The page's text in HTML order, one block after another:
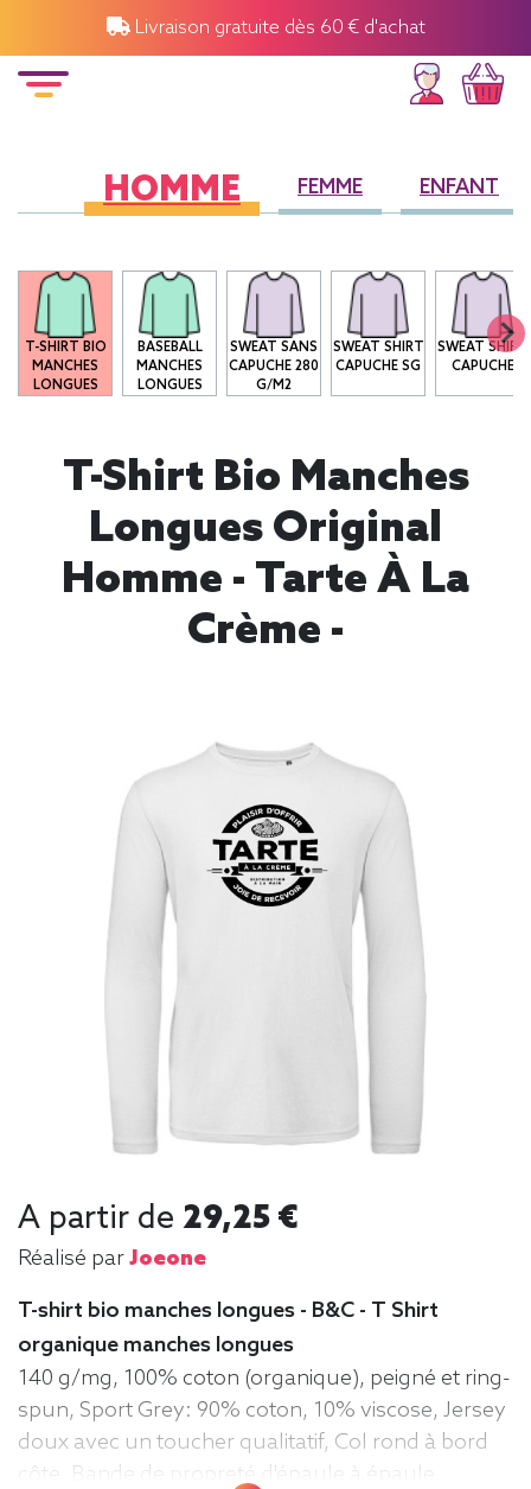
Livraison gratuite dès 60 € d'achat
HOMME FEMME ENFANT
T-SHIRT BIO
MANCHES
LONGUES
BASEBALL
MANCHES
LONGUES
SWEAT SANS
CAPUCHE 280
G/M2
SWEAT SHIRT
CAPUCHE SG
SWEAT SHIRT
CAPUCHE
T-Shirt Bio Manches
Longues Original
Homme - Tarte À La
Crème -
A partir de 29,25 €
Réalisé parJoeone
T-shirt bio manches longues - B&C - T Shirt
organique manches longues
140 g/mg, 100% coton (organique), peigné et ring-
spun, Sport Grey: 90% coton, 10% viscose, Jersey
doux avec un toucher qualitatif, Col rond à bord
côte, Bande de propreté d'épaule à épaule,